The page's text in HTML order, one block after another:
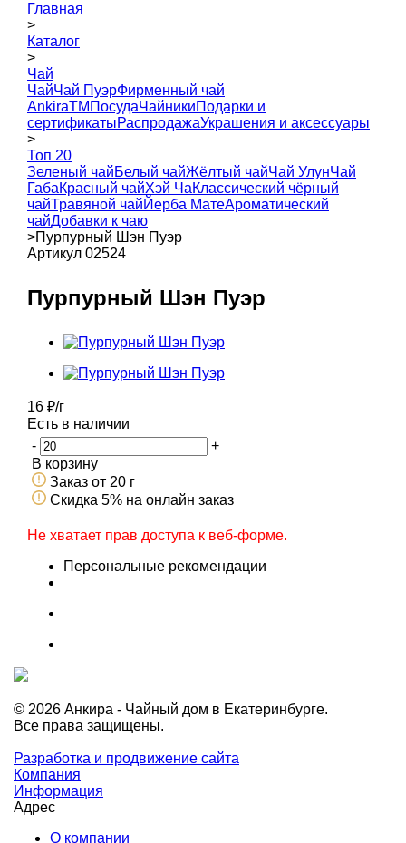
Главная
>
Каталог
>
Чай
ЧайЧай ПуэрФирменный чай
AnkiraTM ПосудаЧайникиПодарки и
сертификатыРаспродажаУкрашения и аксессуары
>
Топ 20
Зеленый чайБелый чайЖёлтый чайЧай УлунЧай
ГабаКрасный чайХэй ЧаКлассический чёрный
чайТравяной чайЙерба МатеАроматический
чайДобавки к чаю
>Пурпурный Шэн Пуэр
Артикул 02524
Пурпурный Шэн Пуэр
16 ₽/г
Есть в наличии
-
+
В корзину
Заказ от 20 г
Скидка 5% на онлайн заказ
Не хватает прав доступа к веб-форме.
Персональные рекомендации
© 2026 Анкира - Чайный дом в Екатеринбурге.
Все права защищены.
Разработка и продвижение сайта
Компания
Информация
Адрес
О компании